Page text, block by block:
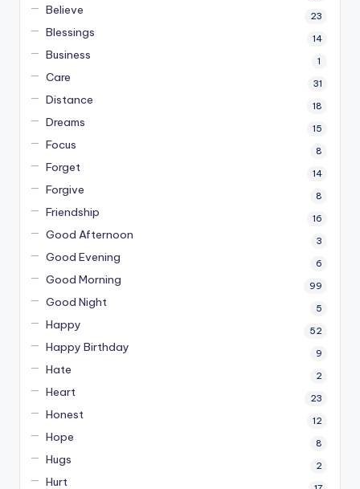
Believe 23
Blessings 14
Business 1
Care 31
Distance 18
Dreams 15
Focus 8
Forget 14
Forgive 8
Friendship 16
Good Afternoon 3
Good Evening 6
Good Morning 99
Good Night 5
Happy 52
Happy Birthday 9
Hate 2
Heart 23
Honest 12
Hope 8
Hugs 2
Hurt